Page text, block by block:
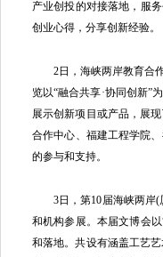
产业创投的对接落地，服
创业心得，分享创新经验。
2日，海峡两岸教育合作
览以“融合共享·协同创新”
展示创新项目或产品，展
合作中心、福建工程学院
的参与和支持。
3日，第10届海峡两岸(
和机构参展。本届文博会
和落地。共设有涵盖工艺